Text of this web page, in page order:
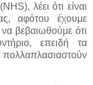
λέει ότι είναι
αφότου έχουμε
βεβαιωθούμε ότι
επειδή τα